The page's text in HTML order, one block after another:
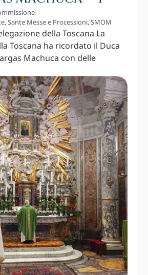
,Sante Messe e Processioni,SMOM
della Toscana La
Toscana ha ricordato il Duca
Machuca con delle